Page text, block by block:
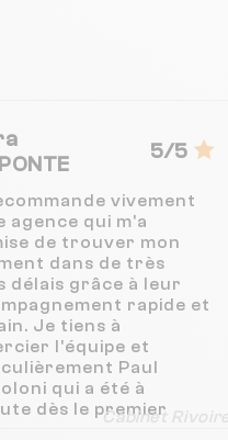
5/5
vivement
agence qui m'a
de trouver mon
dans de très
délais grâce à leur
rapide et
Je tiens à
l'équipe et
Paul
qui a été à
dès le premierCabinet Rivoire